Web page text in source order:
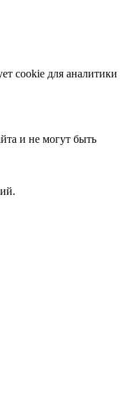
cookie для аналитики
и не могут быть